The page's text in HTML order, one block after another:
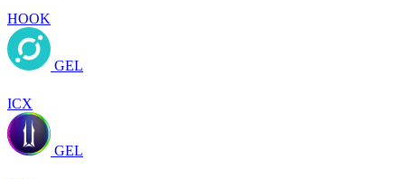
HOOK
GEL
ICX
GEL